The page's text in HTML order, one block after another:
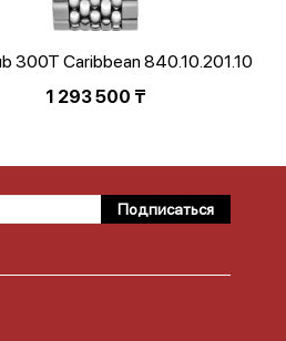
300T Caribbean 840.10.201.10
1 293 500 ₸